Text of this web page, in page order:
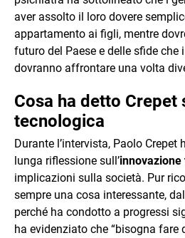
aver assolto il loro dovere
appartamento ai figli, mentre
futuro del Paese e delle sfide che i
dovranno affrontare una volta
Cosa ha detto Crepet
tecnologica
Durante l’intervista, Paolo Crepet
lunga riflessione sull’innovazione
implicazioni sulla società. Pur
sempre una cosa interessante,
perché ha condotto a progressi
ha evidenziato che “bisogna fare